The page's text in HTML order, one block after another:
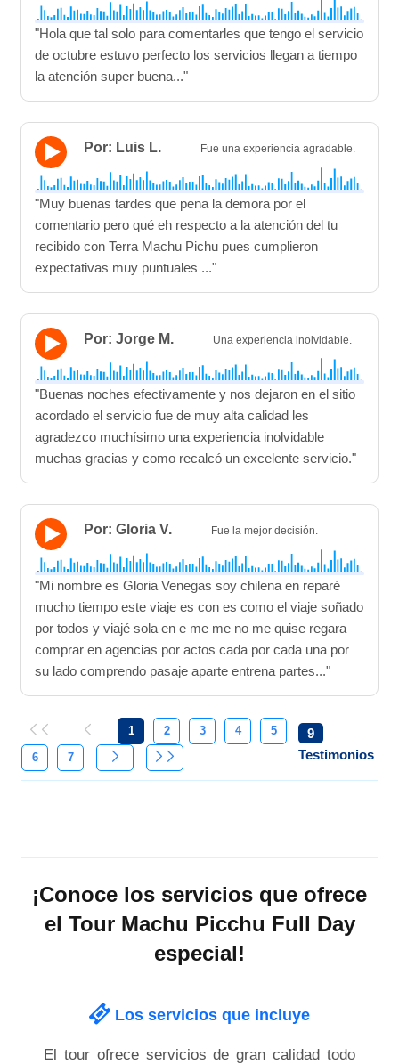
"Hola que tal solo para comentarles que tengo el servicio
de octubre estuvo perfecto los servicios llegan a tiempo
la atención super buena..."
Por: Luis L. Fue una experiencia agradable.
"Muy buenas tardes que pena la demora por el
comentario pero qué eh respecto a la atención del tu
recibido con Terra Machu Pichu pues cumplieron
expectativas muy puntuales ..."
Por: Jorge M. Una experiencia inolvidable.
"Buenas noches efectivamente y nos dejaron en el sitio
acordado el servicio fue de muy alta calidad les
agradezco muchísimo una experiencia inolvidable
muchas gracias y como recalcó un excelente servicio."
Por: Gloria V. Fue la mejor decisión.
"Mi nombre es Gloria Venegas soy chilena en reparé
mucho tiempo este viaje es con es como el viaje soñado
por todos y viajé sola en e me me no me quise regara
comprar en agencias por actos cada por cada una por
su lado comprendo pasaje aparte entrena partes..."
1 2 3 4
5
6
7
9
Testimonios
¡Conoce los servicios que ofrece
el Tour Machu Picchu Full Day
especial!
Los servicios que incluye
El tour ofrece servicios de gran calidad todo